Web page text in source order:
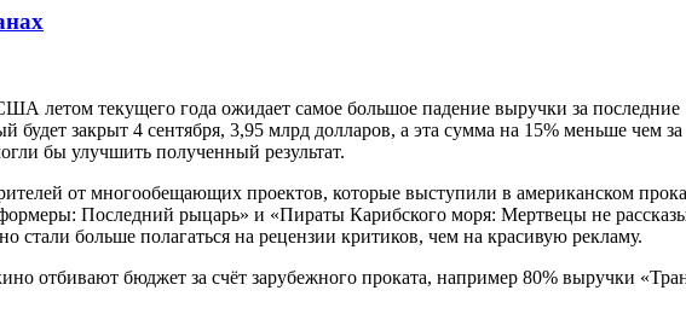
летом текущего года ожидает самое большое падение выручки за последние
закрыт 4 сентября, 3,95 млрд долларов, а эта сумма на 15% меньше чем
бы улучшить полученный результат.
от многообещающих проектов, которые выступили в американском
Последний рыцарь» и «Пираты Карибского моря: Мертвецы не
стали больше полагаться на рецензии критиков, чем на красивую рекламу.
отбивают бюджет за счёт зарубежного проката, например 80% выручки